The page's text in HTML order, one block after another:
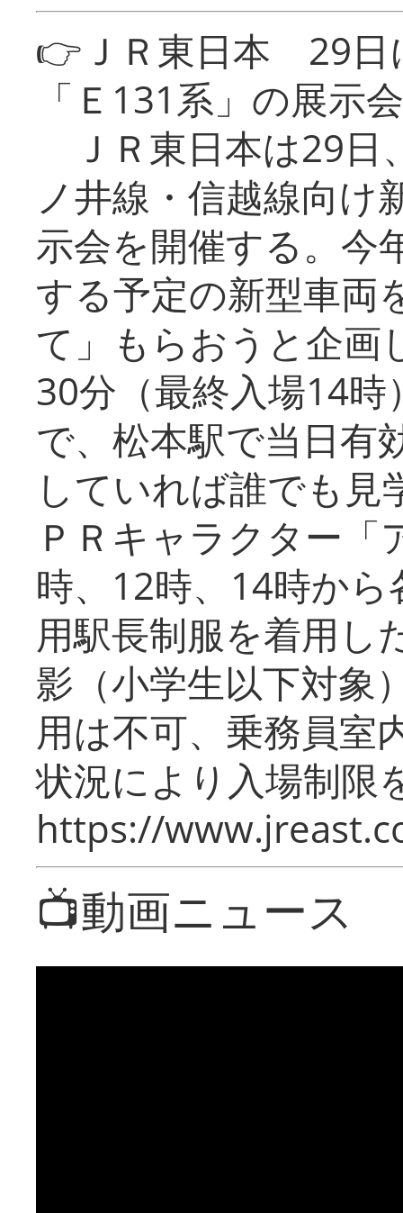
👉ＪＲ東日本 29日
「Ｅ131系」の展示会
ＪＲ東日本は29日
ノ井線・信越線向け
示会を開催する。今
する予定の新型車両
て」もらおうと企画
30分（最終入場14
で、松本駅で当日有
していれば誰でも
ＰＲキャラクター
時、12時、14時か
用駅長制服を着用し
影（小学生以下対象
用は不可、乗務員室
状況により入場制限
https://
📺動画ニュース